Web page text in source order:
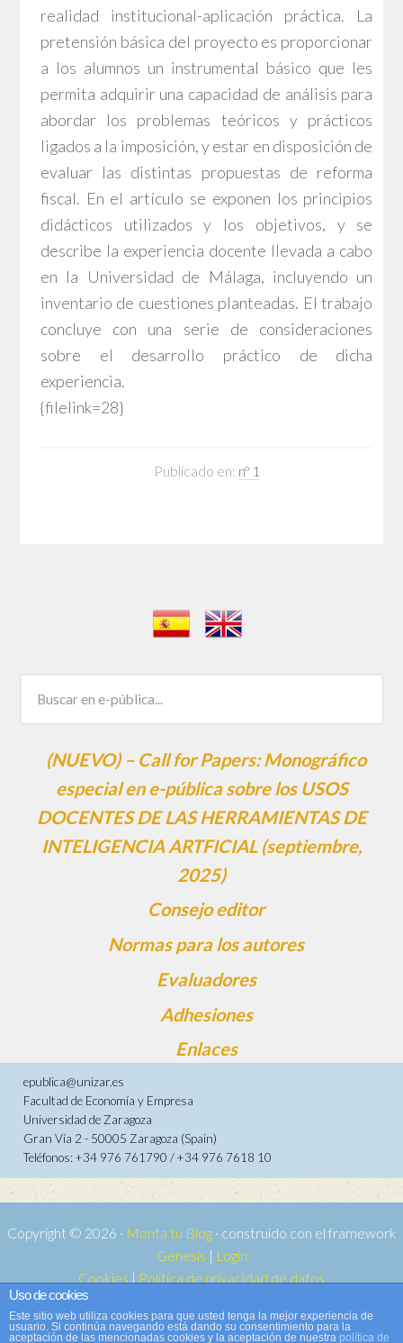
realidad institucional-aplicación práctica. La
pretensión básica del proyecto es proporcionar
a los alumnos un instrumental básico que les
permita adquirir una capacidad de análisis para
abordar los problemas teóricos y prácticos
ligados a la imposición, y estar en disposición de
evaluar las distintas propuestas de reforma
fiscal. En el artículo se exponen los principios
didácticos utilizados y los objetivos, y se
describe la experiencia docente llevada a cabo
en la Universidad de Málaga, incluyendo un
inventario de cuestiones planteadas. El trabajo
concluye con una serie de consideraciones
sobre el desarrollo práctico de dicha
experiencia.
{filelink=28}
Publicado en: nº 1
(NUEVO) – Call for Papers: Monográfico
especial en e-pública sobre los USOS
DOCENTES DE LAS HERRAMIENTAS DE
INTELIGENCIA ARTFICIAL (septiembre,
2025)
Consejo editor
Normas para los autores
Evaluadores
Adhesiones
Enlaces
epublica@unizar.es
Facultad de Economía y Empresa
Universidad de Zaragoza
Gran Vía 2 - 50005 Zaragoza (Spain)
Teléfonos: +34 976 761790 / +34 976 7618 10
Copyright © 2026 · Monta tu Blog· construido con el framework
Genesis | Login
Cookies | Política de privacidad de datos
Copyright © 2026 ·
WordPress·Acceder
Uso de cookies
Este sitio web utiliza cookies para que usted tenga la mejor experiencia de
usuario. Si continúa navegando está dando su consentimiento para la
aceptación de las mencionadas cookies y la aceptación de nuestra política de